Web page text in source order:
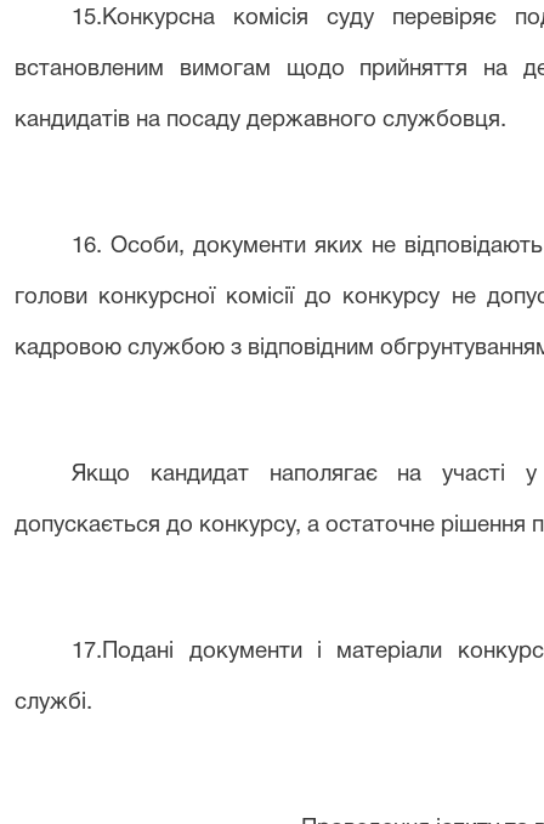
15. Конкурсна комісія суду перевіряє
встановленим вимогам щодо прийняття на
кандидатів на посаду державного службовця.
16. Особи, документи яких не
голови конкурсної комісії до конкурсу не
кадровою службою з відповідним
Якщо кандидат наполягає на участі
допускається до конкурсу, а остаточне рішення
1 7.Подані документи і матеріали
службі.